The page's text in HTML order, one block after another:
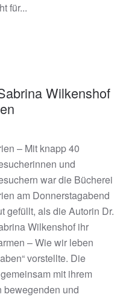
für...
Wilkenshof
– Mit knapp 40
und
war die Bücherei
am Donnerstagabend
gefüllt, als die Autorin Dr.
Wilkenshof ihr
– Wie wir leben
vorstellte. Die
mit ihrem
bewegenden und